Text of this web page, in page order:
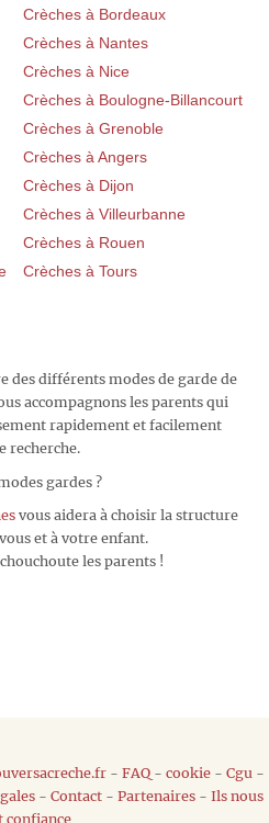
Crèches à Bordeaux
Crèches à Nantes
Crèches à Nice
Crèches à Boulogne-Billancourt
Crèches à Grenoble
Crèches à Angers
Crèches à Dijon
Crèches à Villeurbanne
Crèches à Rouen
Crèches à Tours
des différents modes de garde de
accompagnons les parents qui
rapidement et facilement
recherche.
gardes ?
vous aidera à choisir la structure
et à votre enfant.
les parents !
- FAQ- cookie- Cgu -
- Contact- Partenaires- Ils nous
confiance